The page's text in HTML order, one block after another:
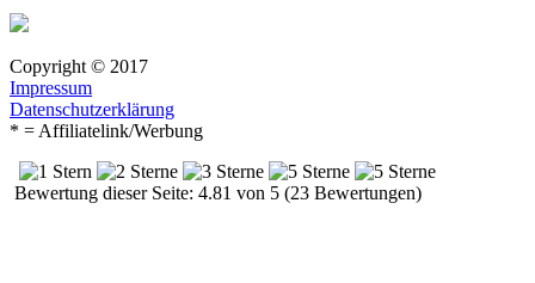
Copyright © 2017
Impressum
Datenschutzerklärung
* = Affiliatelink/Werbung
Bewertung dieser Seite: 4.81 von 5 (23 Bewertungen)